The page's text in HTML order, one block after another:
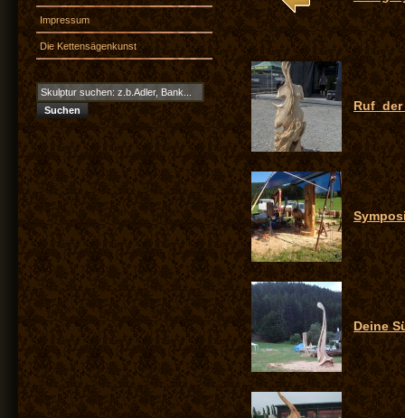
Deine
Impressum
Die Kettensägenkunst